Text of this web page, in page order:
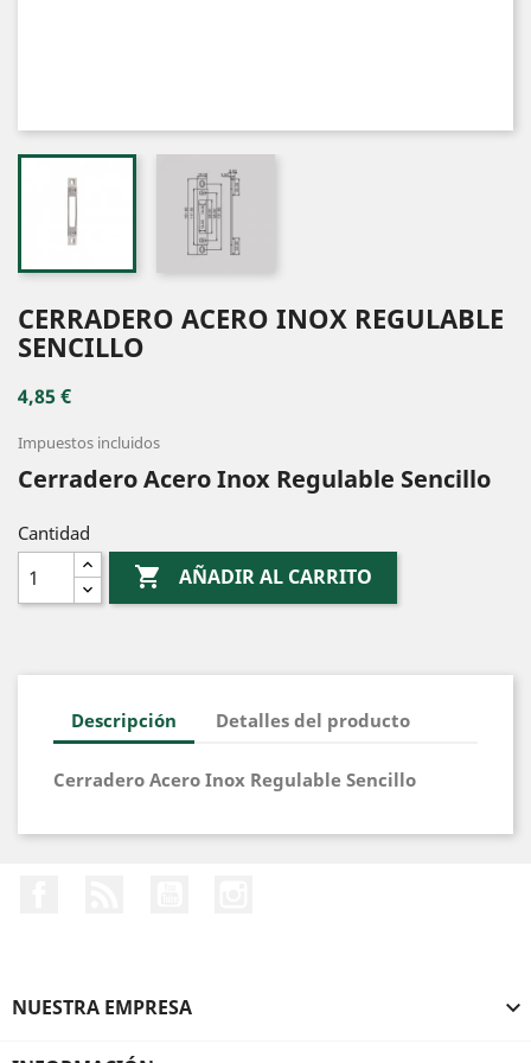
CERRADERO ACERO INOX REGULABLE
SENCILLO
4,85 €
Impuestos incluidos
Cerradero Acero Inox Regulable Sencillo
Cantidad
 AÑADIR AL CARRITO
Descripción Detalles del producto
Cerradero Acero Inox Regulable Sencillo
NUESTRA EMPRESA 